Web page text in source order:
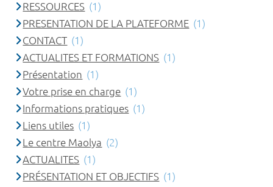
RESSOURCES (1)
PRESENTATION DE LA PLATEFORME (1)
CONTACT (1)
ACTUALITES ET FORMATIONS (1)
Présentation (1)
Votre prise en charge (1)
Informations pratiques (1)
Liens utiles (1)
Le centre Maolya (2)
ACTUALITES (1)
PRÉSENTATION ET OBJECTIFS (1)